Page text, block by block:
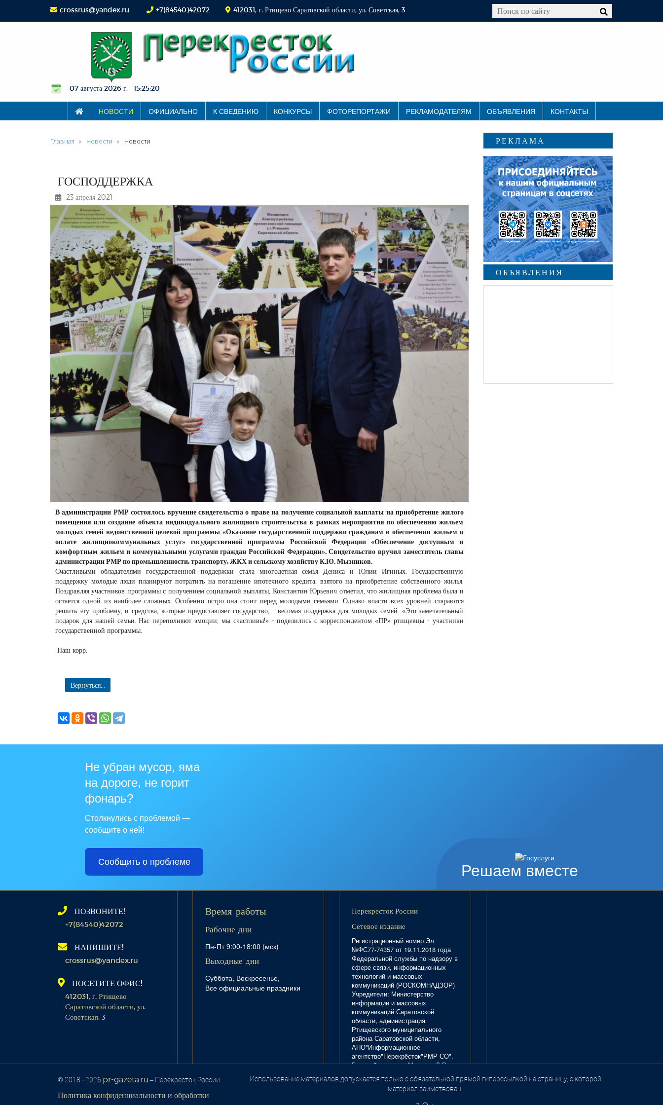
crossrus@yandex.ru +7(84540)42072 412031, г. Ртищево Саратовской области, ул. Советская, 3
07 августа 2026 г. 15:25:21
НОВОСТИ ОФИЦИАЛЬНО К СВЕДЕНИЮ КОНКУРСЫ ФОТОРЕПОРТАЖИ РЕКЛАМОДАТЕЛЯМ ОБЪЯВЛЕНИЯ КОНТАКТЫ
Главная Новости Новости
ГОСПОДДЕРЖКА
23 апреля 2021
В администрации РМР состоялось вручение свидетельства о праве на получение социальной выплаты на приобретение жилого
помещения или создание объекта индивидуального жилищного строительства в рамках мероприятия по обеспечению жильем
молодых семей ведомственной целевой программы «Оказание государственной поддержки гражданам в обеспечении жильем и
оплате жилищнокоммунальных услуг» государственной программы Российской Федерации «Обеспечение доступным и
комфортным жильем и коммунальными услугами граждан Российской Федерации». Свидетельство вручил заместитель главы
администрации РМР по промышленности, транспорту, ЖКХ и сельскому хозяйству К.Ю. Мызников.
Счастливыми обладателями государственной поддержки стала многодетная семья Дениса и Юлии Игиных. Государственную
поддержку молодые люди планируют потратить на погашение ипотечного кредита, взятого на приобретение собственного жилья.
Поздравляя участников программы с получением социальной выплаты, Константин Юрьевич отметил, что жилищная проблема была и
остается одной из наиболее сложных. Особенно остро она стоит перед молодыми семьями. Однако власти всех уровней стараются
решить эту проблему, и средства, которые предоставляет государство, - весомая поддержка для молодых семей. «Это замечательный
подарок для нашей семьи. Нас переполняют эмоции, мы счастливы!» - поделились с корреспондентом «ПР» ртищевцы - участники
государственной программы.
Наш корр.
Вернуться...
РЕКЛАМА
ОБЪЯВЛЕНИЯ
Решаем вместе
Не убран мусор, яма
на дороге, не горит
фонарь?
Столкнулись с проблемой —
сообщите о ней!
Сообщить о проблеме
ПОЗВОНИТЕ!
+7(84540)42072
НАПИШИТЕ!
crossrus@yandex.ru
ПОСЕТИТЕ ОФИС!
412031, г. Ртищево
Саратовской области, ул.
Советская, 3
Время работы
Рабочие дни
Пн-Пт 9:00-18:00 (мск)
Выходные дни
Суббота, Воскресенье,
Все официальные праздники
Перекресток России
Сетевое издание
Регистрационный номер Эл
№ФС77-74357 от 19.11.2018 года
Федеральной службы по надзору в
сфере связи, информационных
технологий и массовых
коммуникаций (РОСКОМНАДЗОР)
Учредители: Министерство
информации и массовых
коммуникаций Саратовской
области, администрация
Ртищевского муниципального
района Саратовской области,
АНО"Информационное
агентство"Перекрёсток"РМР СО".
Главный редактор Маркова Л.В.
Тел. 8(84540)4-20-72; отдел
рекламы - 4-29-10.
© 2018 - 2026 pr-gazeta.ru – Перекресток России.
Политика конфиденциальности и обработки
Использование материалов допускается только с обязательной прямой гиперссылкой на страницу, с которой
материал заимствован.